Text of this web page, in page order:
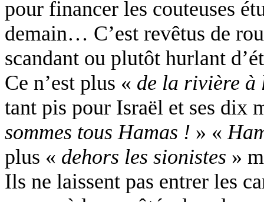
pour financer les couteuses
demain… C’est revêtus de
scandant ou plutôt hurlant
Ce n’est plus « de la rivière à
tant pis pour Israël et ses dix
sommes tous Hamas ! » «
plus « dehors les sionistes »
Ils ne laissent pas entrer les